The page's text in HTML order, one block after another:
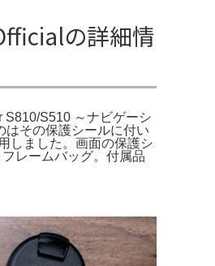
の詳細情
S510 ～ナビゲーシ
はその保護シールに付い
しました。画面の保護シ
レームバッグ。付属品